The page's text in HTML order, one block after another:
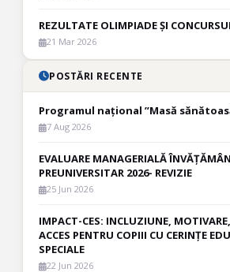
REZULTATE OLIMPIADE ȘI
21 Mar 2026
POSTĂRI RECENTE
Programul național ”Masă
7 Aug 2026
EVALUARE MANAGERIALĂ
PREUNIVERSITAR 2026- REVIZIE
25 Jun 2026
IMPACT-CES: INCLUZIUNE,
ACCES PENTRU COPIII CU CERINȚE
SPECIALE
22 Jun 2026